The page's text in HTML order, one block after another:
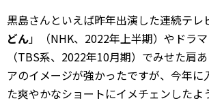
黒島さんといえば昨年出演した連続テレ
どん」（NHK、2022年上半期）やドラ
（TBS系、2022年10月期）でみせた肩
アのイメージが強かったですが、今年に
た爽やかなショートにイメチェンしたよ